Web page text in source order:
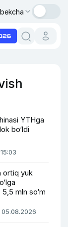
YTHga
bo‘ldi
ortiq yuk
mln so‘m